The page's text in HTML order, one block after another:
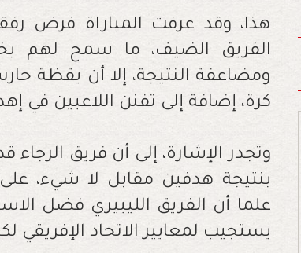
هذا، وقد عرفت المباراة فرض
الفريق الضيف، ما سمح لهم
ومضاعفة النتيجة، إلا أن يقظة
كرة، إضافة إلى تفنن اللاعبين في
وتجدر الإشارة، إلى أن فريق الرجاء
بنتيجة هدفين مقابل لا شيء،
علما أن الفريق الليبيري فضل
يستجيب لمعايير الاتحاد الإفريقي